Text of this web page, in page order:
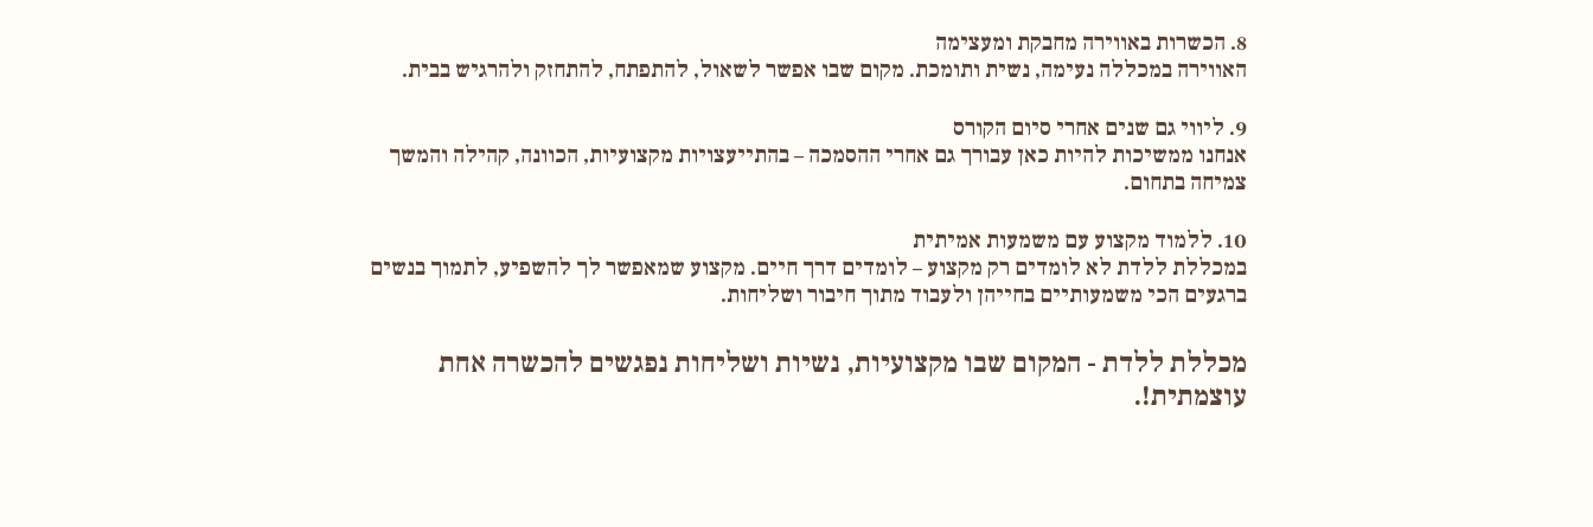
8. הכשרות באווירה מחבקת ומעצימה
האווירה במכללה נעימה, נשית ותומכת. מקום שבו אפשר לשאול, להתפתח, להתחזק ולהרגיש בבית.
9. ליווי גם שנים אחרי סיום הקורס
אנחנו ממשיכות להיות כאן עבורך גם אחרי ההסמכה – בהתייעצויות מקצועיות, הכוונה, קהילה והמשך
צמיחה בתחום.
10. ללמוד מקצוע עם משמעות אמיתית
במכללת ללדת לא לומדים רק מקצוע – לומדים דרך חיים. מקצוע שמאפשר לך להשפיע, לתמוך בנשים
ברגעים הכי משמעותיים בחייהן ולעבוד מתוך חיבור ושליחות.
מכללת ללדת - המקום שבו מקצועיות, נשיות ושליחות נפגשים להכשרה אחת
עוצמתית!.